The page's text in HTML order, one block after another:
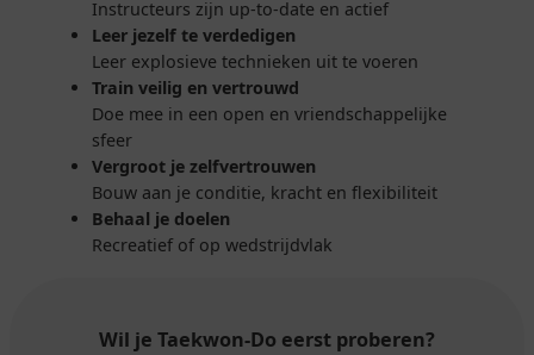
Instructeurs zijn up-to-date en actief
Leer jezelf te verdedigen
Leer explosieve technieken uit te voeren
Train veilig en vertrouwd
Doe mee in een open en vriendschappelijke
sfeer
Vergroot je zelfvertrouwen
Bouw aan je conditie, kracht en flexibiliteit
Behaal je doelen
Recreatief of op wedstrijdvlak
Wil je Taekwon-Do eerst proberen?